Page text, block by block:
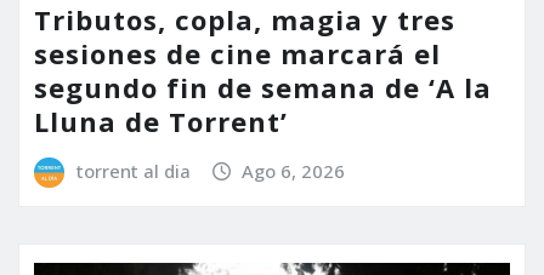
Tributos, copla, magia y tres
sesiones de cine marcará el
segundo fin de semana de ‘A la
Lluna de Torrent’
torrent al dia Ago 6, 2026